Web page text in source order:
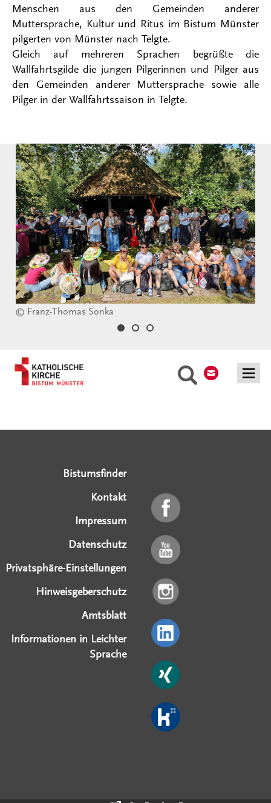
Suche
Menschen aus den Gemeinden anderer
Muttersprache, Kultur und Ritus im Bistum Münster
pilgerten von Münster nach Telgte.
Gleich auf mehreren Sprachen begrüßte die
Wallfahrtsgilde die jungen Pilgerinnen und Pilger aus
den Gemeinden anderer Muttersprache sowie alle
Pilger in der Wallfahrtssaison in Telgte.
© Franz-Thomas Sonka
Bistumsfinder
Kontakt
Impressum
Datenschutz
Privatsphäre-Einstellungen
Hinweisgeberschutz
Amtsblatt
Informationen in Leichter
Sprache